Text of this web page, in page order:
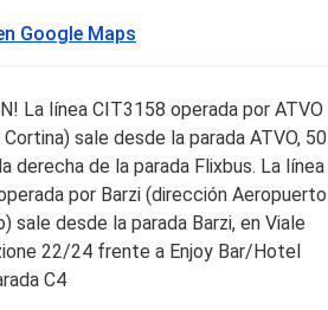
Google Maps
La línea CIT3158 operada por ATVO
sale desde la parada ATVO, 50
derecha de la parada Flixbus. La línea
por Barzi (dirección Aeropuerto
sale desde la parada Barzi, en Viale
22/24 frente a Enjoy Bar/Hotel
C4